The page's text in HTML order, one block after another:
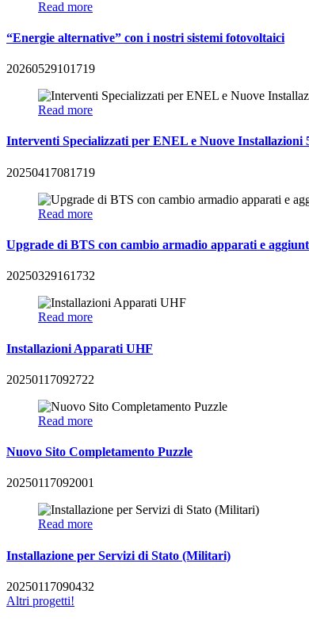
Read more
“Energie alternative” con i nostri sistemi fotovoltaici
20260529101719
Read more
Interventi Specializzati per ENEL e Nuove Installazioni
20250417081719
Read more
Upgrade di BTS con cambio armadio apparati e
20250329161732
Read more
Installazioni Apparati UHF
20250117092722
Read more
Nuovo Sito Completamento Puzzle
20250117092001
Read more
Installazione per Servizi di Stato (Militari)
20250117090432
Altri progetti!